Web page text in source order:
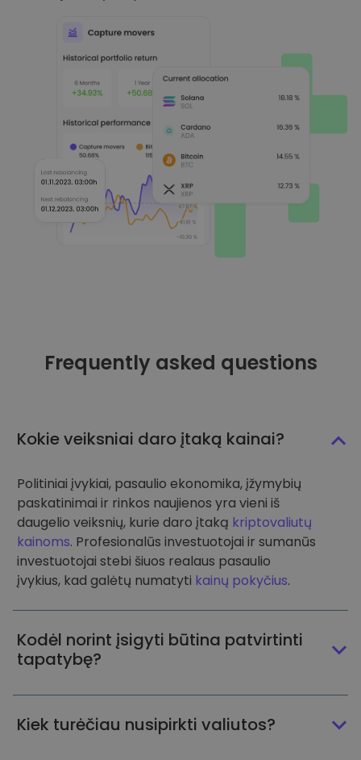
Frequently asked questions
Kokie veiksniai daro įtaką kainai?
Politiniai įvykiai, pasaulio ekonomika, įžymybių
paskatinimai ir rinkos naujienos yra vieni iš
daugelio veiksnių, kurie daro įtaką kriptovaliutų
kainoms. Profesionalūs investuotojai ir sumanūs
investuotojai stebi šiuos realaus pasaulio
įvykius, kad galėtų numatyti kainų pokyčius.
Kodėl norint įsigyti būtina patvirtinti
tapatybę?
Kiek turėčiau nusipirkti valiutos?